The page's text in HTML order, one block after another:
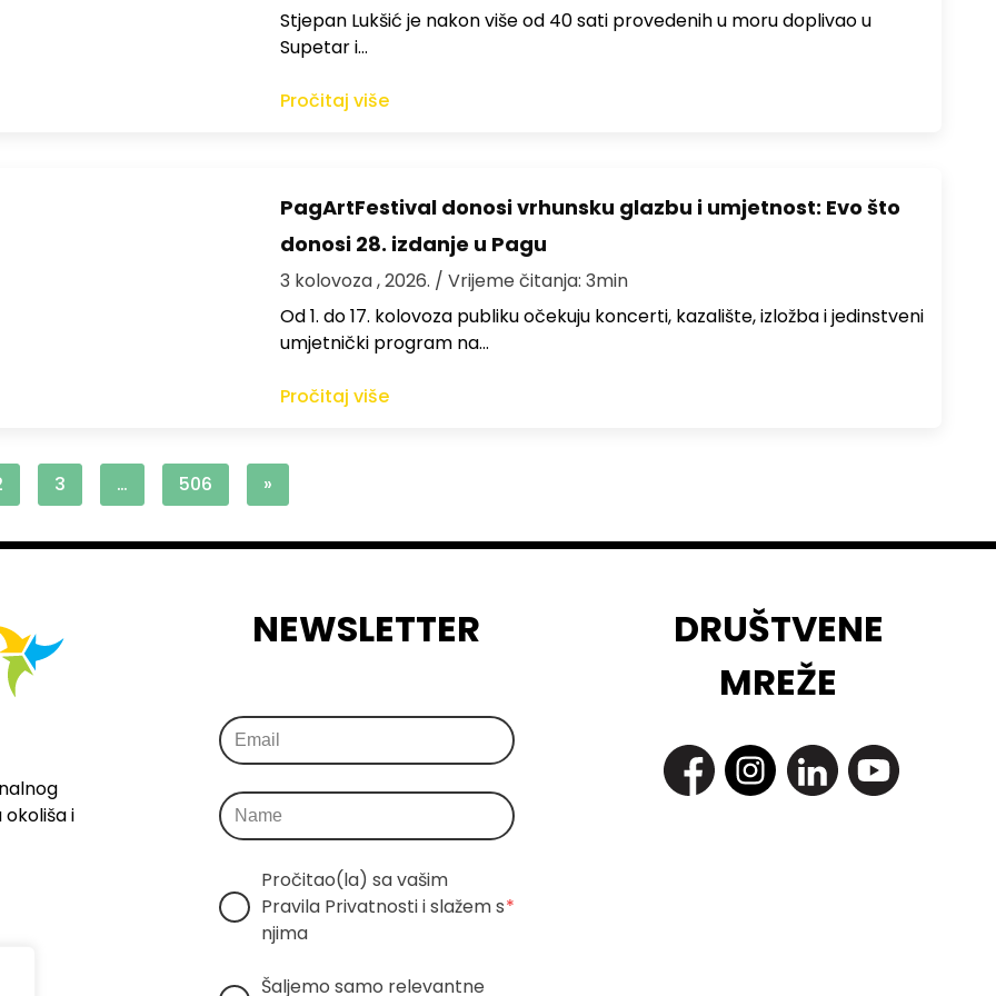
St​jepan Lukšić je nakon više od 40 sati provedenih u moru doplivao u
Supetar i…
Pročitaj više
PagArtFestival donosi vrhunsku glazbu i umjetnost: Evo što
donosi 28. izdanje u Pagu
3 kolovoza , 2026. / Vrijeme čitanja: 3min
Od 1. do 17. kolovoza publiku očekuju koncerti, kazalište, izložba i jedinstveni
umjetnički program na…
Pročitaj više
3 … 506 »
i
NEWSLETTER
Pročitao(la) sa vašim
Pravila Privatnosti i slažem s
njima
*
Šaljemo samo relevantne
DRUŠTVENE
MREŽE